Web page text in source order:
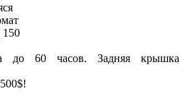
150
до 60 часов. Задняя крышка